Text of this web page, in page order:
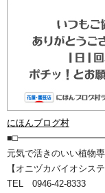
にほんブログ村
元気で活きのいい植物
【オニヅカバイオシス
TEL 0946-42-8333